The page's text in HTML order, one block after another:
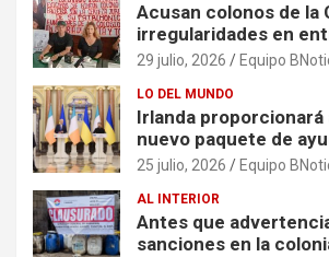
Acusan colonos de la
irregularidades en
escrituras
29 julio, 2026 Equipo
LO DEL MUNDO
Irlanda proporcionará
nuevo paquete de
millones de euros
25 julio, 2026 Equipo
AL INTERIOR
Antes que
sanciones en la